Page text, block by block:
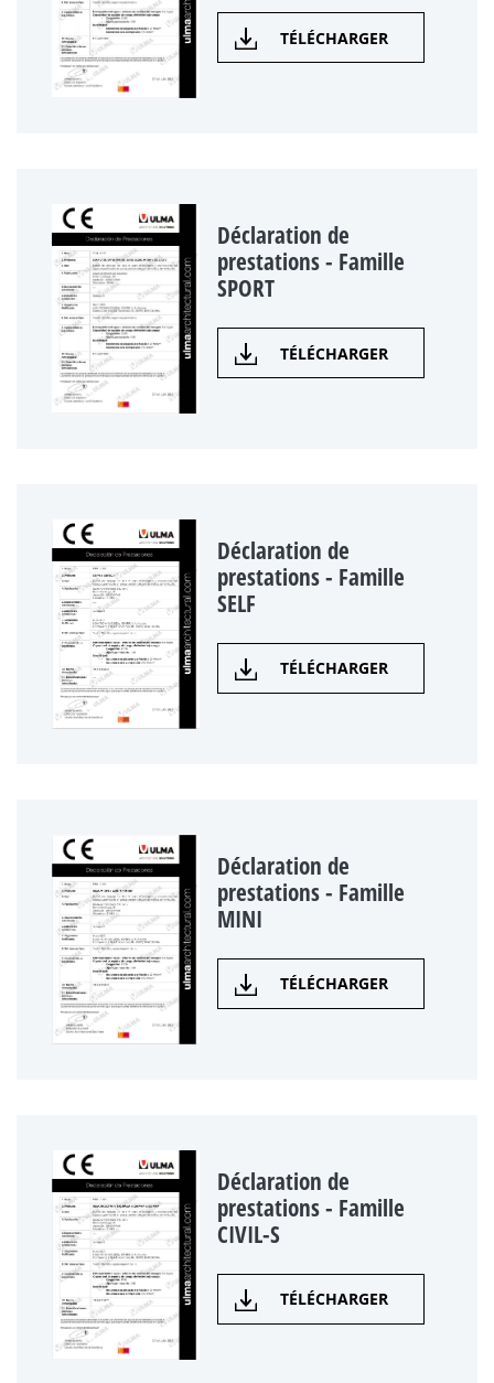
TÉLÉCHARGER
Déclaration de
prestations - Famille
SPORT
TÉLÉCHARGER
Déclaration de
prestations - Famille
SELF
TÉLÉCHARGER
Déclaration de
prestations - Famille
MINI
TÉLÉCHARGER
Déclaration de
prestations - Famille
CIVIL-S
TÉLÉCHARGER